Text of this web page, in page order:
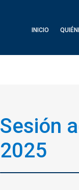
INICIO
Sesión
2025